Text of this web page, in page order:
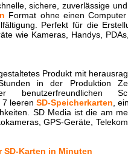
sichere, zuverlässige
Format ohne einen
Perfekt für die
wie Kameras, Handys,
Produkt mit
in der Produktion
benutzerfreundlichen
7 leeren SD-Speicherkarten ,
SD Media ist die am
GPS-Geräte,
SD-Karten in Minuten